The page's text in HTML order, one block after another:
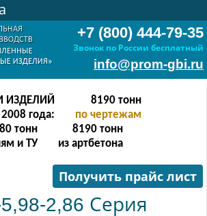
+7 (800) 444-79-35
Звонок по России бесплатный
info@prom-gbi.ru
ИЗДЕЛИЙ
2008 года:
16382тонн
по чертежам
тонн
и ТУ
16382 тонн
из артбетона
Получить прайс лист
2,86 Серия